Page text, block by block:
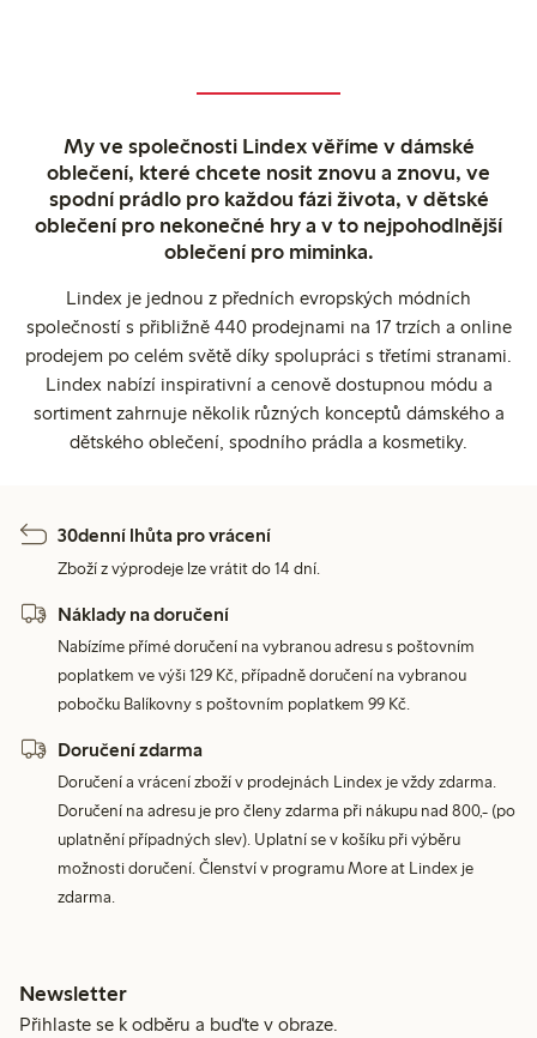
My ve společnosti Lindex věříme v dámské
oblečení, které chcete nosit znovu a znovu, ve
spodní prádlo pro každou fázi života, v dětské
oblečení pro nekonečné hry a v to nejpohodlnější
oblečení pro miminka.
Lindex je jednou z předních evropských módních
společností s přibližně 440 prodejnami na 17 trzích a online
prodejem po celém světě díky spolupráci s třetími stranami.
Lindex nabízí inspirativní a cenově dostupnou módu a
sortiment zahrnuje několik různých konceptů dámského a
dětského oblečení, spodního prádla a kosmetiky.
30denní lhůta pro vrácení
Zboží z výprodeje lze vrátit do 14 dní.
Náklady na doručení
Nabízíme přímé doručení na vybranou adresu s poštovním
poplatkem ve výši 129 Kč, případně doručení na vybranou
pobočku Balíkovny s poštovním poplatkem 99 Kč.
Doručení zdarma
Doručení a vrácení zboží v prodejnách Lindex je vždy zdarma.
Doručení na adresu je pro členy zdarma při nákupu nad 800,- (po
uplatnění případných slev). Uplatní se v košíku při výběru
možnosti doručení. Členství v programu More at Lindex je
zdarma.
Newsletter
Přihlaste se k odběru a buďte v obraze.